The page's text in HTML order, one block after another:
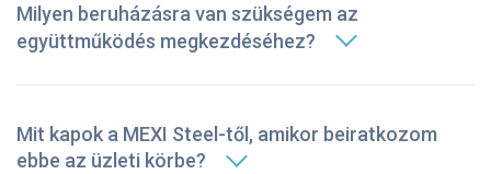
Milyen beruházásra van szükségem az
együttműködés megkezdéséhez?
Mit kapok a MEXI Steel-től, amikor beiratkozom
ebbe az üzleti körbe?